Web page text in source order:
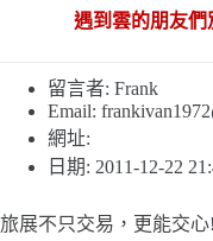
遇到雲的朋友
留言者: Frank
Email:
網址:
日期: 2011-12-22
旅展不只交易，更能交